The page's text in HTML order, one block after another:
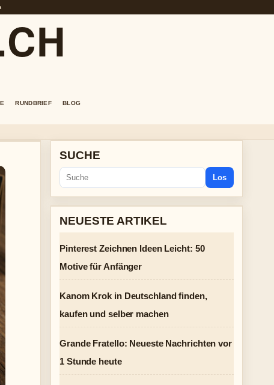
RUNDBRIEF BLOG
SUCHE
Los
NEUESTE ARTIKEL
Pinterest Zeichnen Ideen Leicht: 50
Motive für Anfänger
Kanom Krok in Deutschland finden,
kaufen und selber machen
Grande Fratello: Neueste Nachrichten vor
1 Stunde heute